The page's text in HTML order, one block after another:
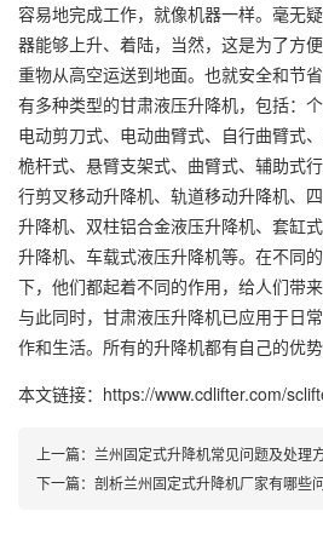
容易地完成工作，就像机器一样。毫无
器能够上升、着陆，当然，这是为了方
重物从高空运送到地面。也就安全和节省
有多种类型的甘肃液压升降机，包括：
电动剪刀式、电动曲臂式、自行曲臂式
桅杆式、悬臂支架式、曲臂式、辅助式
行剪叉移动升降机、轨道移动升降机、
升降机、双柱铝合金液压升降机、套缸
升降机、车载式液压升降机等。在不同
下，他们都起着不同的作用，给人们带来
与此同时，甘肃液压升降机已应用于日
作和生活。所有的升降机都有自己的优势
本文链接：https://www.cdlifter.com/
上一篇： 兰州固定式升降机常见问题及处理
下一篇： 剖析兰州固定式升降机厂家有哪些